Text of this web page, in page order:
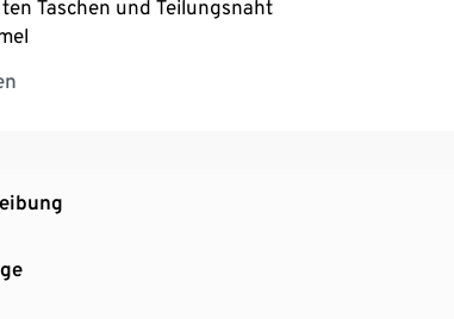
Taschen und Teilungsnaht
angeraute Innenseite
formbeständig, perfekter Sitz, hoher Tragekomfort